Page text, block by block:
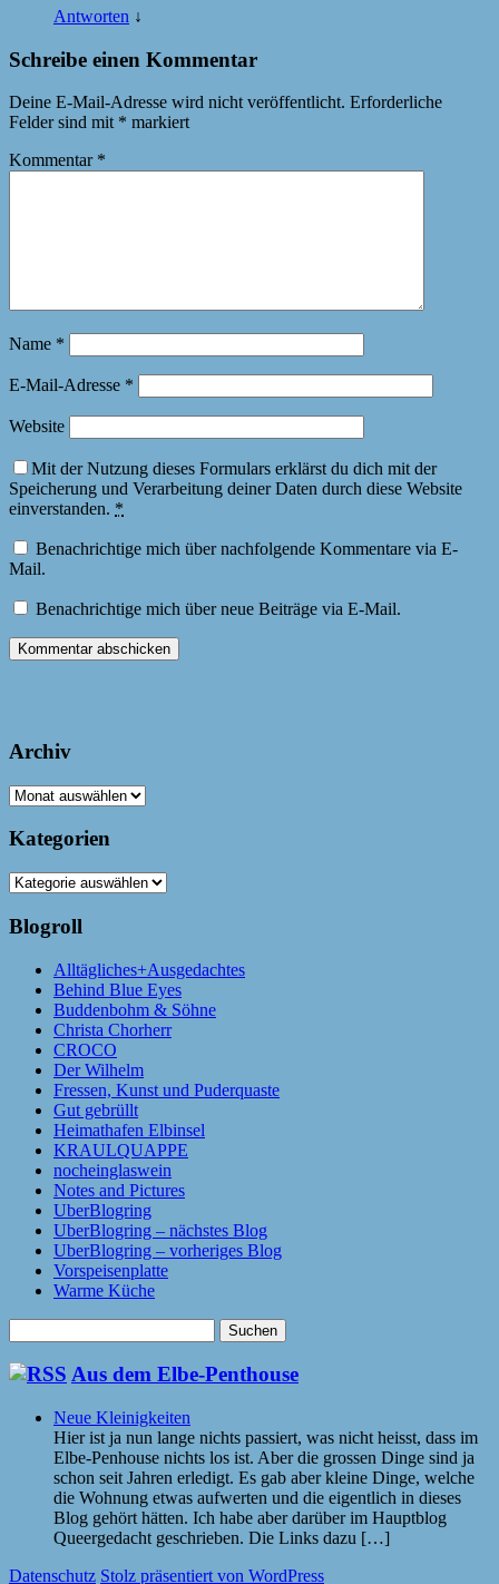
Antworten ↓
Schreibe einen Kommentar
Deine E-Mail-Adresse wird nicht veröffentlicht. Erforderliche
Felder sind mit * markiert
Kommentar *
Name *
E-Mail-Adresse *
Website
Mit der Nutzung dieses Formulars erklärst du dich mit der
Speicherung und Verarbeitung deiner Daten durch diese Website
einverstanden. *
Benachrichtige mich über nachfolgende Kommentare via E-
Mail.
Benachrichtige mich über neue Beiträge via E-Mail.
Archiv
Archiv
Kategorien
Kategorien
Blogroll
Alltägliches+Ausgedachtes
Behind Blue Eyes
Buddenbohm & Söhne
Christa Chorherr
CROCO
Der Wilhelm
Fressen, Kunst und Puderquaste
Gut gebrüllt
Heimathafen Elbinsel
KRAULQUAPPE
nocheinglaswein
Notes and Pictures
UberBlogring
UberBlogring – nächstes Blog
UberBlogring – vorheriges Blog
Vorspeisenplatte
Warme Küche
nach:
Aus dem Elbe-Penthouse
Neue Kleinigkeiten
Hier ist ja nun lange nichts passiert, was nicht heisst, dass im
Elbe-Penhouse nichts los ist. Aber die grossen Dinge sind ja
schon seit Jahren erledigt. Es gab aber kleine Dinge, welche
die Wohnung etwas aufwerten und die eigentlich in dieses
Blog gehört hätten. Ich habe aber darüber im Hauptblog
Queergedacht geschrieben. Die Links dazu […]
Datenschutz Stolz präsentiert von WordPress